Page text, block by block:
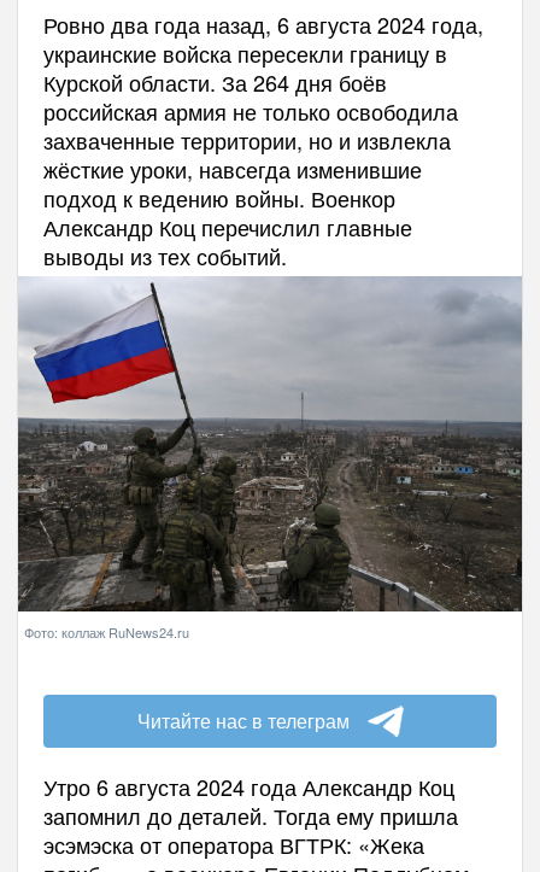
Ровно два года назад, 6 августа 2024 года,
украинские войска пересекли границу в
Курской области. За 264 дня боёв
российская армия не только освободила
захваченные территории, но и извлекла
жёсткие уроки, навсегда изменившие
подход к ведению войны. Военкор
Александр Коц перечислил главные
выводы из тех событий.
Фото: коллаж RuNews24.ru
Читайте нас в телеграм
Утро 6 августа 2024 года Александр Коц
запомнил до деталей. Тогда ему пришла
эсэмэска от оператора ВГТРК: «Жека